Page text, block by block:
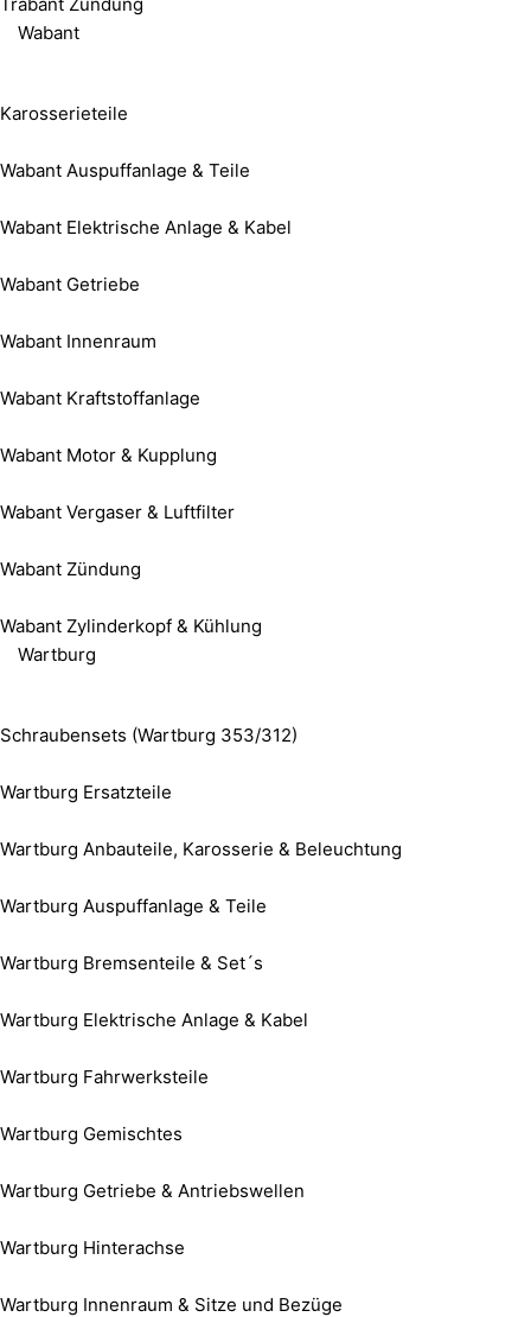
Wabant
Karosserieteile
Wabant Auspuffanlage & Teile
Wabant Elektrische Anlage & Kabel
Wabant Getriebe
Wabant Innenraum
Wabant Kraftstoffanlage
Wabant Motor & Kupplung
Wabant Vergaser & Luftfilter
Wabant Zündung
Wabant Zylinderkopf & Kühlung
Wartburg
Schraubensets (Wartburg 353/312)
Wartburg Ersatzteile
Wartburg Anbauteile, Karosserie & Beleuchtung
Wartburg Auspuffanlage & Teile
Wartburg Bremsenteile & Set´s
Wartburg Elektrische Anlage & Kabel
Wartburg Fahrwerksteile
Wartburg Gemischtes
Wartburg Getriebe & Antriebswellen
Wartburg Hinterachse
Wartburg Innenraum & Sitze und Bezüge